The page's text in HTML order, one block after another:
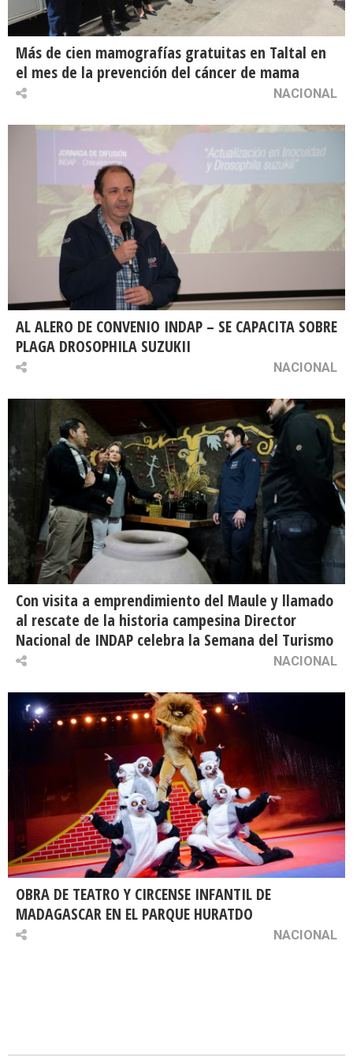
Más de cien mamografías gratuitas en Taltal en
el mes de la prevención del cáncer de mama
NACIONAL
AL ALERO DE CONVENIO INDAP – SE CAPACITA SOBRE
PLAGA DROSOPHILA SUZUKII
NACIONAL
Con visita a emprendimiento del Maule y llamado
al rescate de la historia campesina Director
Nacional de INDAP celebra la Semana del Turismo
NACIONAL
OBRA DE TEATRO Y CIRCENSE INFANTIL DE
MADAGASCAR EN EL PARQUE HURATDO
NACIONAL